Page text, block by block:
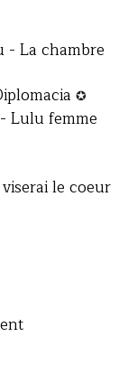
- La chambre
✪
Lulu femme
le coeur